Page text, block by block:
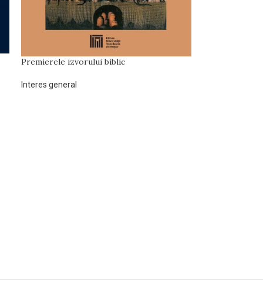
Premierele izvorului biblic
Interes general